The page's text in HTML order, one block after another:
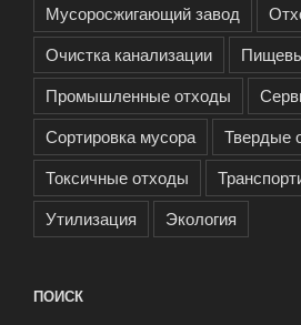
Мусоросжигающий завод
Очистка канализации
Промышленные отходы
Сортировка мусора
Твердые
Токсичные отходы
Утилизация
Экология
ПОИСК